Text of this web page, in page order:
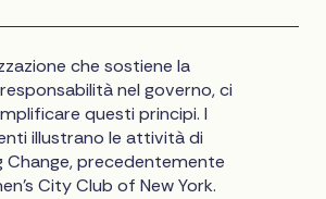
che sostiene la
nel governo, ci
questi principi. I
illustrano le attività di
Change, precedentemente
City Club of New York.